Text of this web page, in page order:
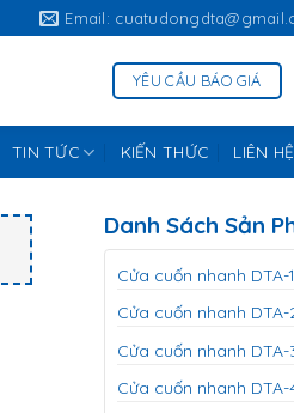
Email:
YÊU CẦU BÁO GIÁ
TIN TỨC KIẾN THỨC LIÊN HỆ
Danh Sách Sản
Cửa cuốn nhanh
Cửa cuốn nhanh
Cửa cuốn nhanh
Cửa cuốn nhanh